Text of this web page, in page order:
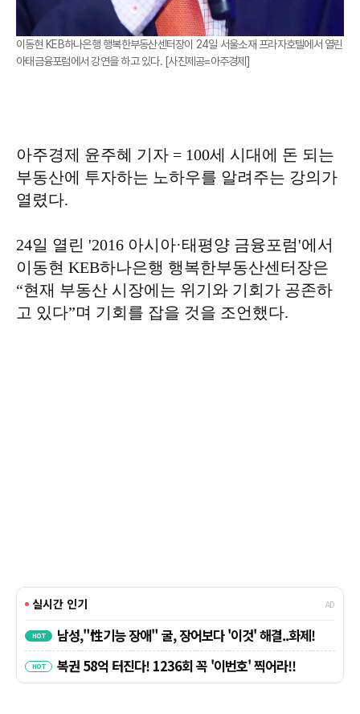
이동현 KEB하나은행 행복한부동산센터장이 24일 서울소재 프라자호텔에서 열린
아태금융포럼에서 강연을 하고 있다. [사진제공=아주경제]
아주경제 윤주혜 기자 = 100세 시대에 돈 되는
부동산에 투자하는 노하우를 알려주는 강의가
열렸다.
24일 열린 '2016 아시아·태평양 금융포럼'에서
이동현 KEB하나은행 행복한부동산센터장은
“현재 부동산 시장에는 위기와 기회가 공존하
고 있다”며 기회를 잡을 것을 조언했다.